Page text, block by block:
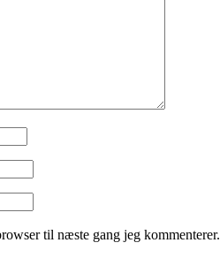
til næste gang jeg kommenterer.